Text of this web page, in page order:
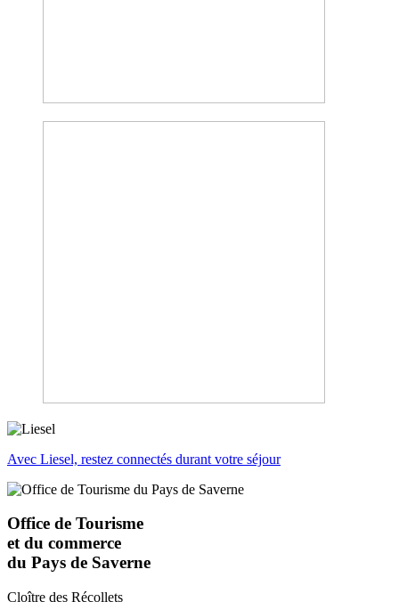
Avec Liesel, restez connectés durant votre séjour
Office de Tourisme
et du commerce
du Pays de Saverne
Cloître des Récollets